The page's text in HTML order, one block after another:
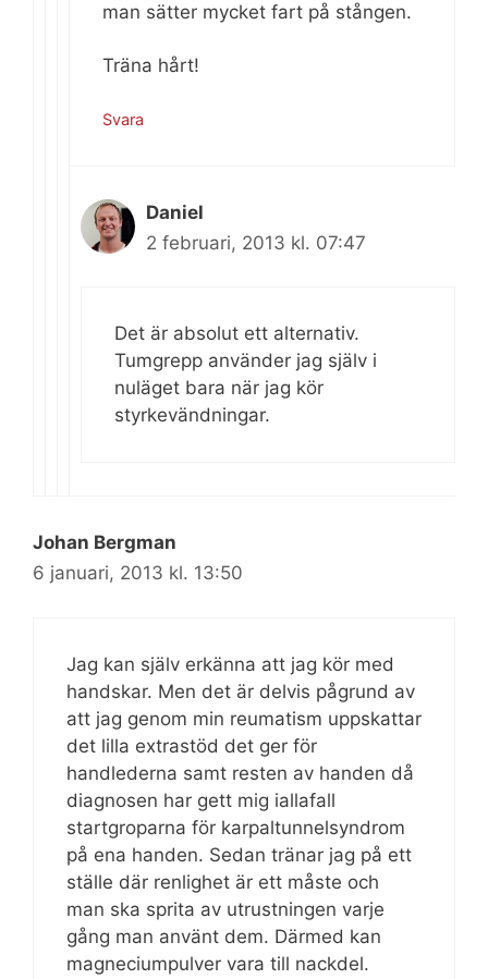
man sätter mycket fart på stången.
Träna hårt!
Svara
Daniel
2 februari, 2013 kl. 07:47
Det är absolut ett alternativ.
Tumgrepp använder jag själv i
nuläget bara när jag kör
styrkevändningar.
Johan Bergman
6 januari, 2013 kl. 13:50
Jag kan själv erkänna att jag kör med
handskar. Men det är delvis pågrund av
att jag genom min reumatism uppskattar
det lilla extrastöd det ger för
handlederna samt resten av handen då
diagnosen har gett mig iallafall
startgroparna för karpaltunnelsyndrom
på ena handen. Sedan tränar jag på ett
ställe där renlighet är ett måste och
man ska sprita av utrustningen varje
gång man använt dem. Därmed kan
magneciumpulver vara till nackdel.